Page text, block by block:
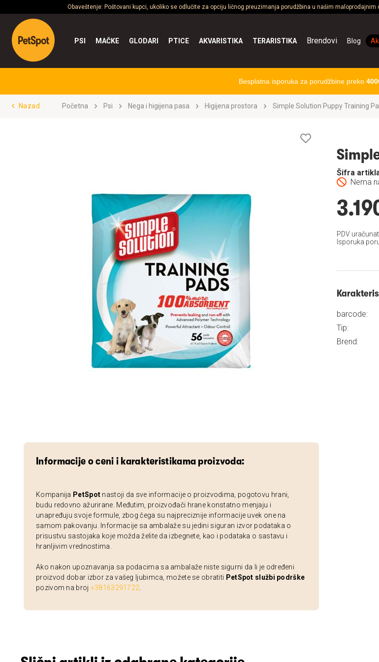
Obaveštenje: Poštovani kupci, ukoliko se odlučite za opciju ličnog preuzimanja porudžbina u našim
PSI MAČKE GLODARI PTICE AKVARISTIKA TERARISTIKA Brendovi Blog
Besplatna isporuka za porudžbine preko
Nazad Početna Psi Nega i higijena pasa Higijena prostora Simple Solution Puppy Training
Informacije o ceni i karakteristikama proizvoda:
Kompanija PetSpot nastoji da sve informacije o proizvodima, pogotovu hrani,
budu redovno ažurirane. Međutim, proizvođači hrane konstatno menjaju i
unapređuju svoje formule, zbog čega su najpreciznije informacije uvek one na
samom pakovanju. Informacije sa ambalaže su jedini siguran izvor podataka o
prisustvu sastojaka koje možda želite da izbegnete, kao i podataka o sastavu i
hranljivim vrednostima.
Ako nakon upoznavanja sa podacima sa ambalaže niste sigurni da li je određeni
proizvod dobar izbor za vašeg ljubimca, možete se obratiti PetSpot službi podrške
pozivom na broj +38163291722
želja
Nema
Šifra
PDV
Isporuka
barcode:
Tip:
Brend: